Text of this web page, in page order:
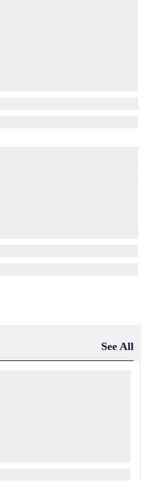
See All